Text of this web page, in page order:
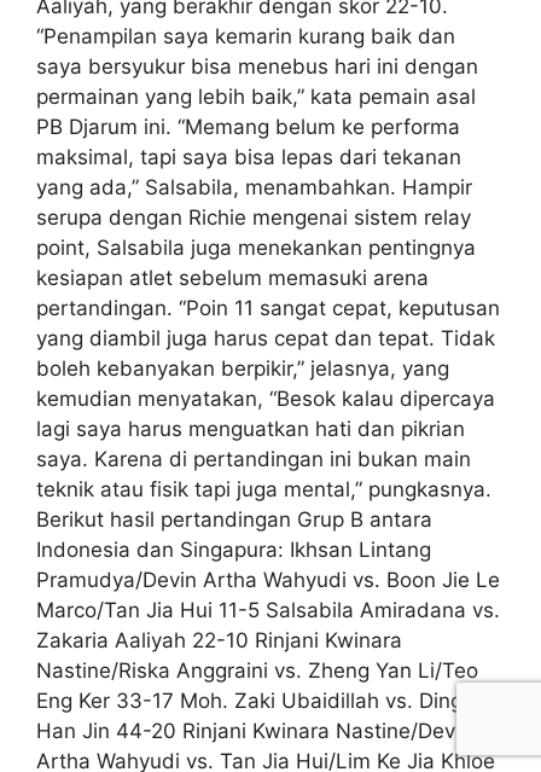
Aaliyah, yang berakhir dengan skor 22-10.
“Penampilan saya kemarin kurang baik dan
saya bersyukur bisa menebus hari ini dengan
permainan yang lebih baik,” kata pemain asal
PB Djarum ini. “Memang belum ke performa
maksimal, tapi saya bisa lepas dari tekanan
yang ada,” Salsabila, menambahkan. Hampir
serupa dengan Richie mengenai sistem relay
point, Salsabila juga menekankan pentingnya
kesiapan atlet sebelum memasuki arena
pertandingan. “Poin 11 sangat cepat, keputusan
yang diambil juga harus cepat dan tepat. Tidak
boleh kebanyakan berpikir,” jelasnya, yang
kemudian menyatakan, “Besok kalau dipercaya
lagi saya harus menguatkan hati dan pikrian
saya. Karena di pertandingan ini bukan main
teknik atau fisik tapi juga mental,” pungkasnya.
Berikut hasil pertandingan Grup B antara
Indonesia dan Singapura: Ikhsan Lintang
Pramudya/Devin Artha Wahyudi vs. Boon Jie Le
Marco/Tan Jia Hui 11-5 Salsabila Amiradana vs.
Zakaria Aaliyah 22-10 Rinjani Kwinara
Nastine/Riska Anggraini vs. Zheng Yan Li/Teo
Eng Ker 33-17 Moh. Zaki Ubaidillah vs. Ding
Han Jin 44-20 Rinjani Kwinara Nastine/Devin
Artha Wahyudi vs. Tan Jia Hui/Lim Ke Jia Khloe